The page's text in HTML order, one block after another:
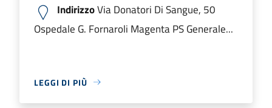
IndirizzoVia Donatori Di Sangue, 50
Ospedale G. Fornaroli Magenta PS Generale...
LEGGI DI PIÙ